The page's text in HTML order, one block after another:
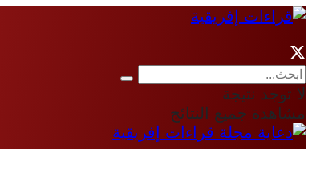
لا توجد نتيجة
مشاهدة جميع النتائج